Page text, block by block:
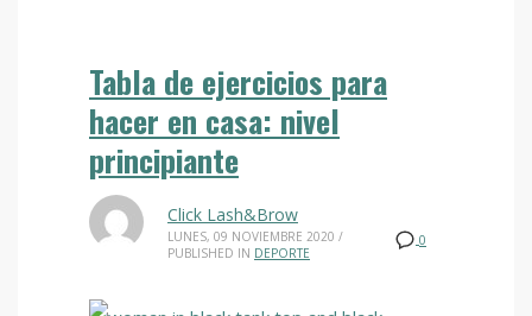
Tabla de ejercicios para
hacer en casa: nivel
principiante
0
Click Lash&Brow
LUNES, 09 NOVIEMBRE 2020 /
PUBLISHED IN DEPORTE